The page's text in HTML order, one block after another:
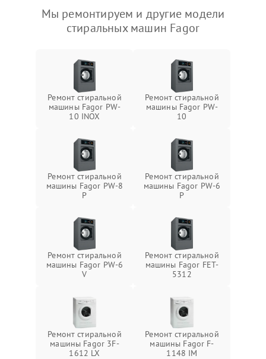
Мы ремонтируем и другие модели
стиральных машин Fagor
Ремонт стиральной
машины Fagor PW-
10 INOX
Ремонт стиральной
машины Fagor PW-
10
Ремонт стиральной
машины Fagor PW-8
P
Ремонт стиральной
машины Fagor PW-6
P
Ремонт стиральной
машины Fagor PW-6
V
Ремонт стиральной
машины Fagor FET-
5312
Ремонт стиральной
машины Fagor 3F-
1612 LX
Ремонт стиральной
машины Fagor F-
1148 IM